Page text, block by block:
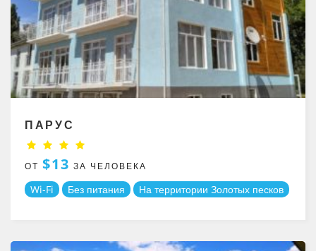
ПАРУС
ОТ $13 ЗА ЧЕЛОВЕКА
Wi-Fi Без питания На территории Золотых песков